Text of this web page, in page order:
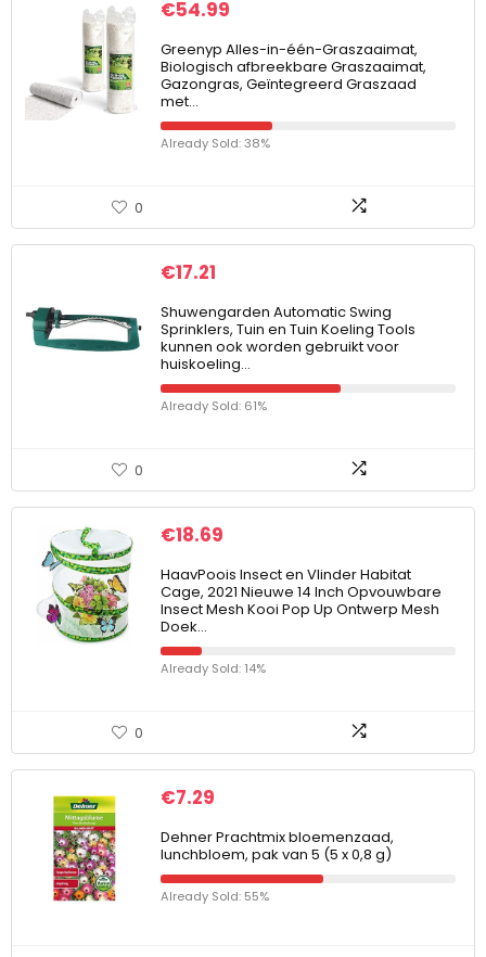
€54.99
Greenyp Alles-in-één-Graszaaimat,
Biologisch afbreekbare Graszaaimat,
Gazongras, Geïntegreerd Graszaad
met…
Already Sold: 38%
0
€17.21
Shuwengarden Automatic Swing
Sprinklers, Tuin en Tuin Koeling Tools
kunnen ook worden gebruikt voor
huiskoeling…
Already Sold: 61%
0
€18.69
HaavPoois Insect en Vlinder Habitat
Cage, 2021 Nieuwe 14 Inch Opvouwbare
Insect Mesh Kooi Pop Up Ontwerp Mesh
Doek…
Already Sold: 14%
0
€7.29
Dehner Prachtmix bloemenzaad,
lunchbloem, pak van 5 (5 x 0,8 g)
Already Sold: 55%